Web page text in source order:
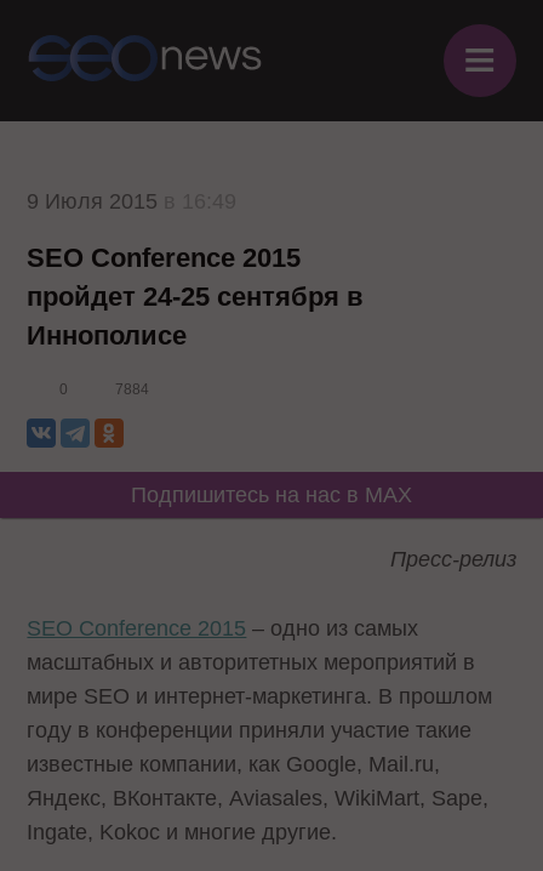
≡
9 Июля 2015
SEO Conference 2015
пройдет 24-25 сентября в
Иннополисе
0 7884
Подпишитесь на нас в MAX
Пресс-релиз
SEO Conference 2015 – одно из самых
масштабных и авторитетных мероприятий в
мире SEO и интернет-маркетинга. В прошлом
году в конференции приняли участие такие
известные компании, как Google, Mail.ru,
Яндекс, ВКонтакте, Aviasales, WikiMart, Sape,
Ingate, Kokoc и многие другие.